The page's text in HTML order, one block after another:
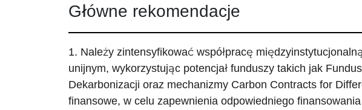
Główne rekomendacje
1. Należy zintensyfikować współpracę
unijnym, wykorzystując potencjał funduszy takich jak
Dekarbonizacji oraz mechanizmy Carbon Contracts for
finansowe, w celu zapewnienia odpowiedniego